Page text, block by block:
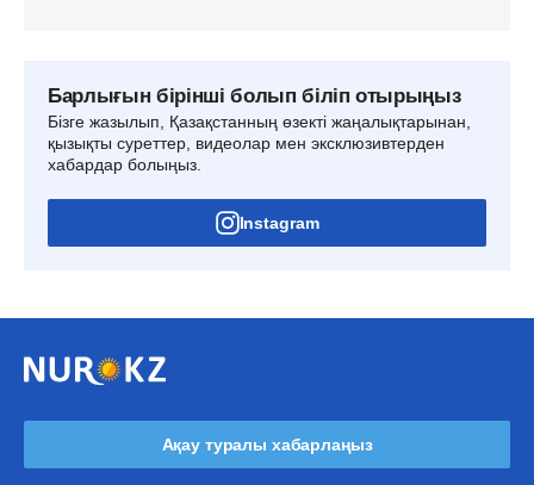
Барлығын бірінші болып біліп отырыңыз
Бізге жазылып, Қазақстанның өзекті жаңалықтарынан,
қызықты суреттер, видеолар мен эксклюзивтерден
хабардар болыңыз.
Instagram
Ақау туралы хабарлаңыз